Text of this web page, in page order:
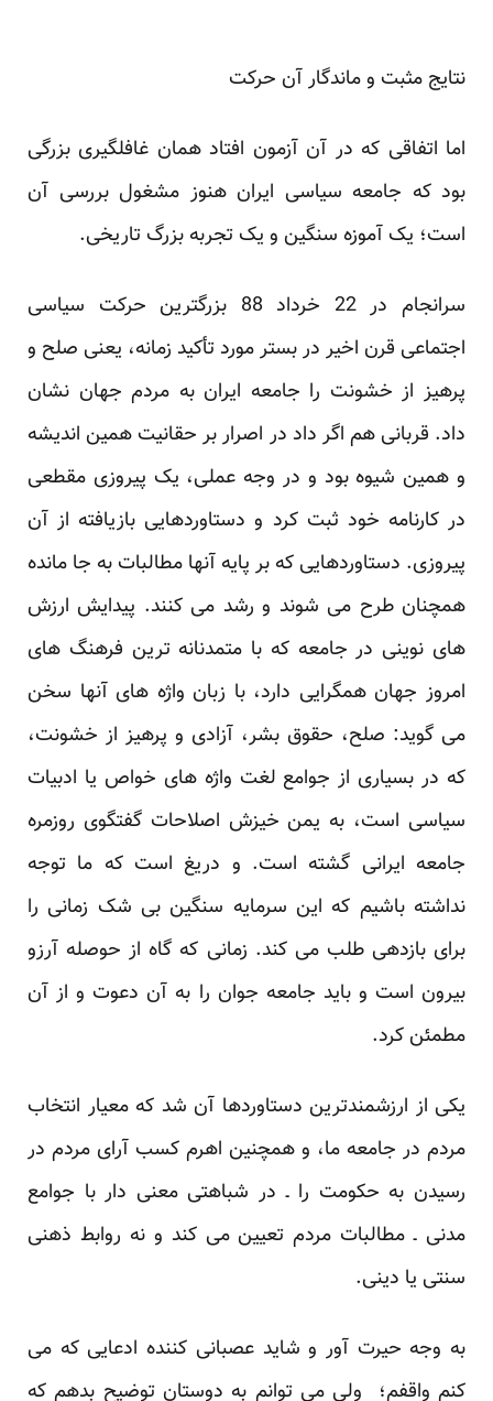
نتایج مثبت و ماندگار آن حرکت
اما اتفاقی که در آن آزمون افتاد همان غافلگیری بزرگی
بود که جامعه سیاسی ایران هنوز مشغول بررسی آن
است؛ یک آموزه سنگین و یک تجربه بزرگ تاریخی.
سرانجام در 22 خرداد 88 بزرگترین حرکت سیاسی
اجتماعی قرن اخیر در بستر مورد تأکید زمانه، یعنی صلح و
پرهیز از خشونت را جامعه ایران به مردم جهان نشان
داد. قربانی هم اگر داد در اصرار بر حقانیت همین اندیشه
و همین شیوه بود و در وجه عملی، یک پیروزی مقطعی
در کارنامه خود ثبت کرد و دستاوردهایی بازیافته از آن
پیروزی. دستاوردهایی که بر پایه آنها مطالبات به جا مانده
همچنان طرح می شوند و رشد می کنند. پیدایش ارزش
های نوینی در جامعه که با متمدنانه ترین فرهنگ های
امروز جهان همگرایی دارد، با زبان واژه های آنها سخن
می گوید: صلح، حقوق بشر، آزادی و پرهیز از خشونت،
که در بسیاری از جوامع لغت واژه های خواص یا ادبیات
سیاسی است، به یمن خیزش اصلاحات گفتگوی روزمره
جامعه ایرانی گشته است. و دریغ است که ما توجه
نداشته باشیم که این سرمایه سنگین بی شک زمانی را
برای بازدهی طلب می کند. زمانی که گاه از حوصله آرزو
بیرون است و باید جامعه جوان را به آن دعوت و از آن
مطمئن کرد.
یکی از ارزشمندترین دستاوردها آن شد که معیار انتخاب
مردم در جامعه ما، و همچنین اهرم کسب آرای مردم در
رسیدن به حکومت را ـ در شباهتی معنی دار با جوامع
مدنی ـ مطالبات مردم تعیین می کند و نه روابط ذهنی
سنتی یا دینی.
به وجه حیرت آور و شاید عصبانی کننده ادعایی که می
کنم واقفم؛ ولی می توانم به دوستان توضیح بدهم که